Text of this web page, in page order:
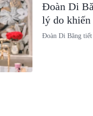
Đoàn Di
lý do khiến
Đoàn Di Băng